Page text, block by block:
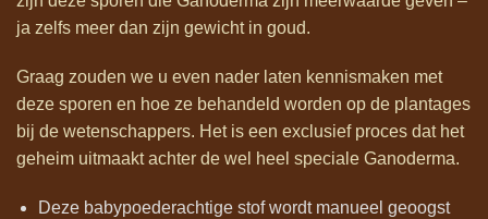
ja zelfs meer dan zijn gewicht in goud.
Graag zouden we u even nader laten kennismaken met
deze sporen en hoe ze behandeld worden op de plantages
bij de wetenschappers. Het is een exclusief proces dat het
geheim uitmaakt achter de wel heel speciale Ganoderma.
Deze babypoederachtige stof wordt manueel geoogst